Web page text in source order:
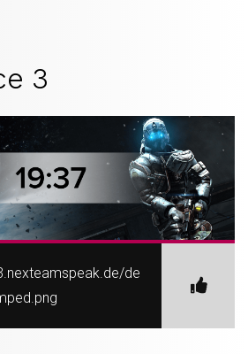
3
de